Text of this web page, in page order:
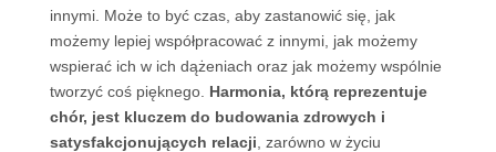
innymi. Może to być czas, aby zastanowić się, jak
możemy lepiej współpracować z innymi, jak możemy
wspierać ich w ich dążeniach oraz jak możemy wspólnie
tworzyć coś pięknego. Harmonia, którą reprezentuje
chór, jest kluczem do budowania zdrowych i
satysfakcjonujących relacji , zarówno w życiu